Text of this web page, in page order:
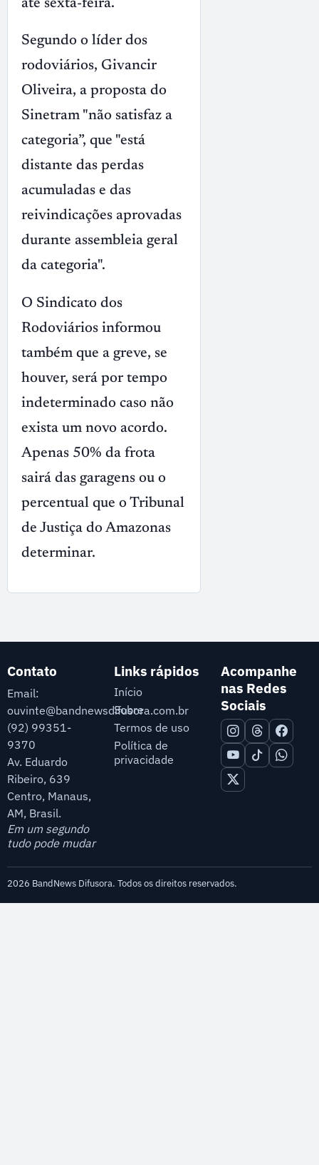
até sexta-feira.
Segundo o líder dos
rodoviários, Givancir
Oliveira, a proposta do
Sinetram "não satisfaz a
categoria”, que "está
distante das perdas
acumuladas e das
reivindicações aprovadas
durante assembleia geral
da categoria".
O Sindicato dos
Rodoviários informou
também que a greve, se
houver, será por tempo
indeterminado caso não
exista um novo acordo.
Apenas 50% da frota
sairá das garagens ou o
percentual que o Tribunal
de Justiça do Amazonas
determinar.
Contato
Email:
ouvinte@bandnewsdifusora.com.br
(92) 99351-
9370
Av. Eduardo
Ribeiro, 639
Centro, Manaus,
AM, Brasil.
Em um segundo
tudo pode mudar
Links rápidos
Início
Sobre
Termos de uso
Política de
privacidade
Acompanhe
nas Redes
Sociais
2026 BandNews Difusora. Todos os direitos reservados.